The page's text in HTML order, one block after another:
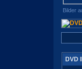
Bilder
DVD